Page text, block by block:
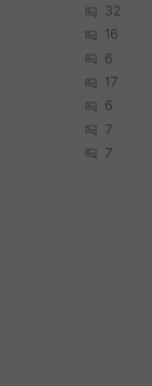
32
16
6
17
6
7
7